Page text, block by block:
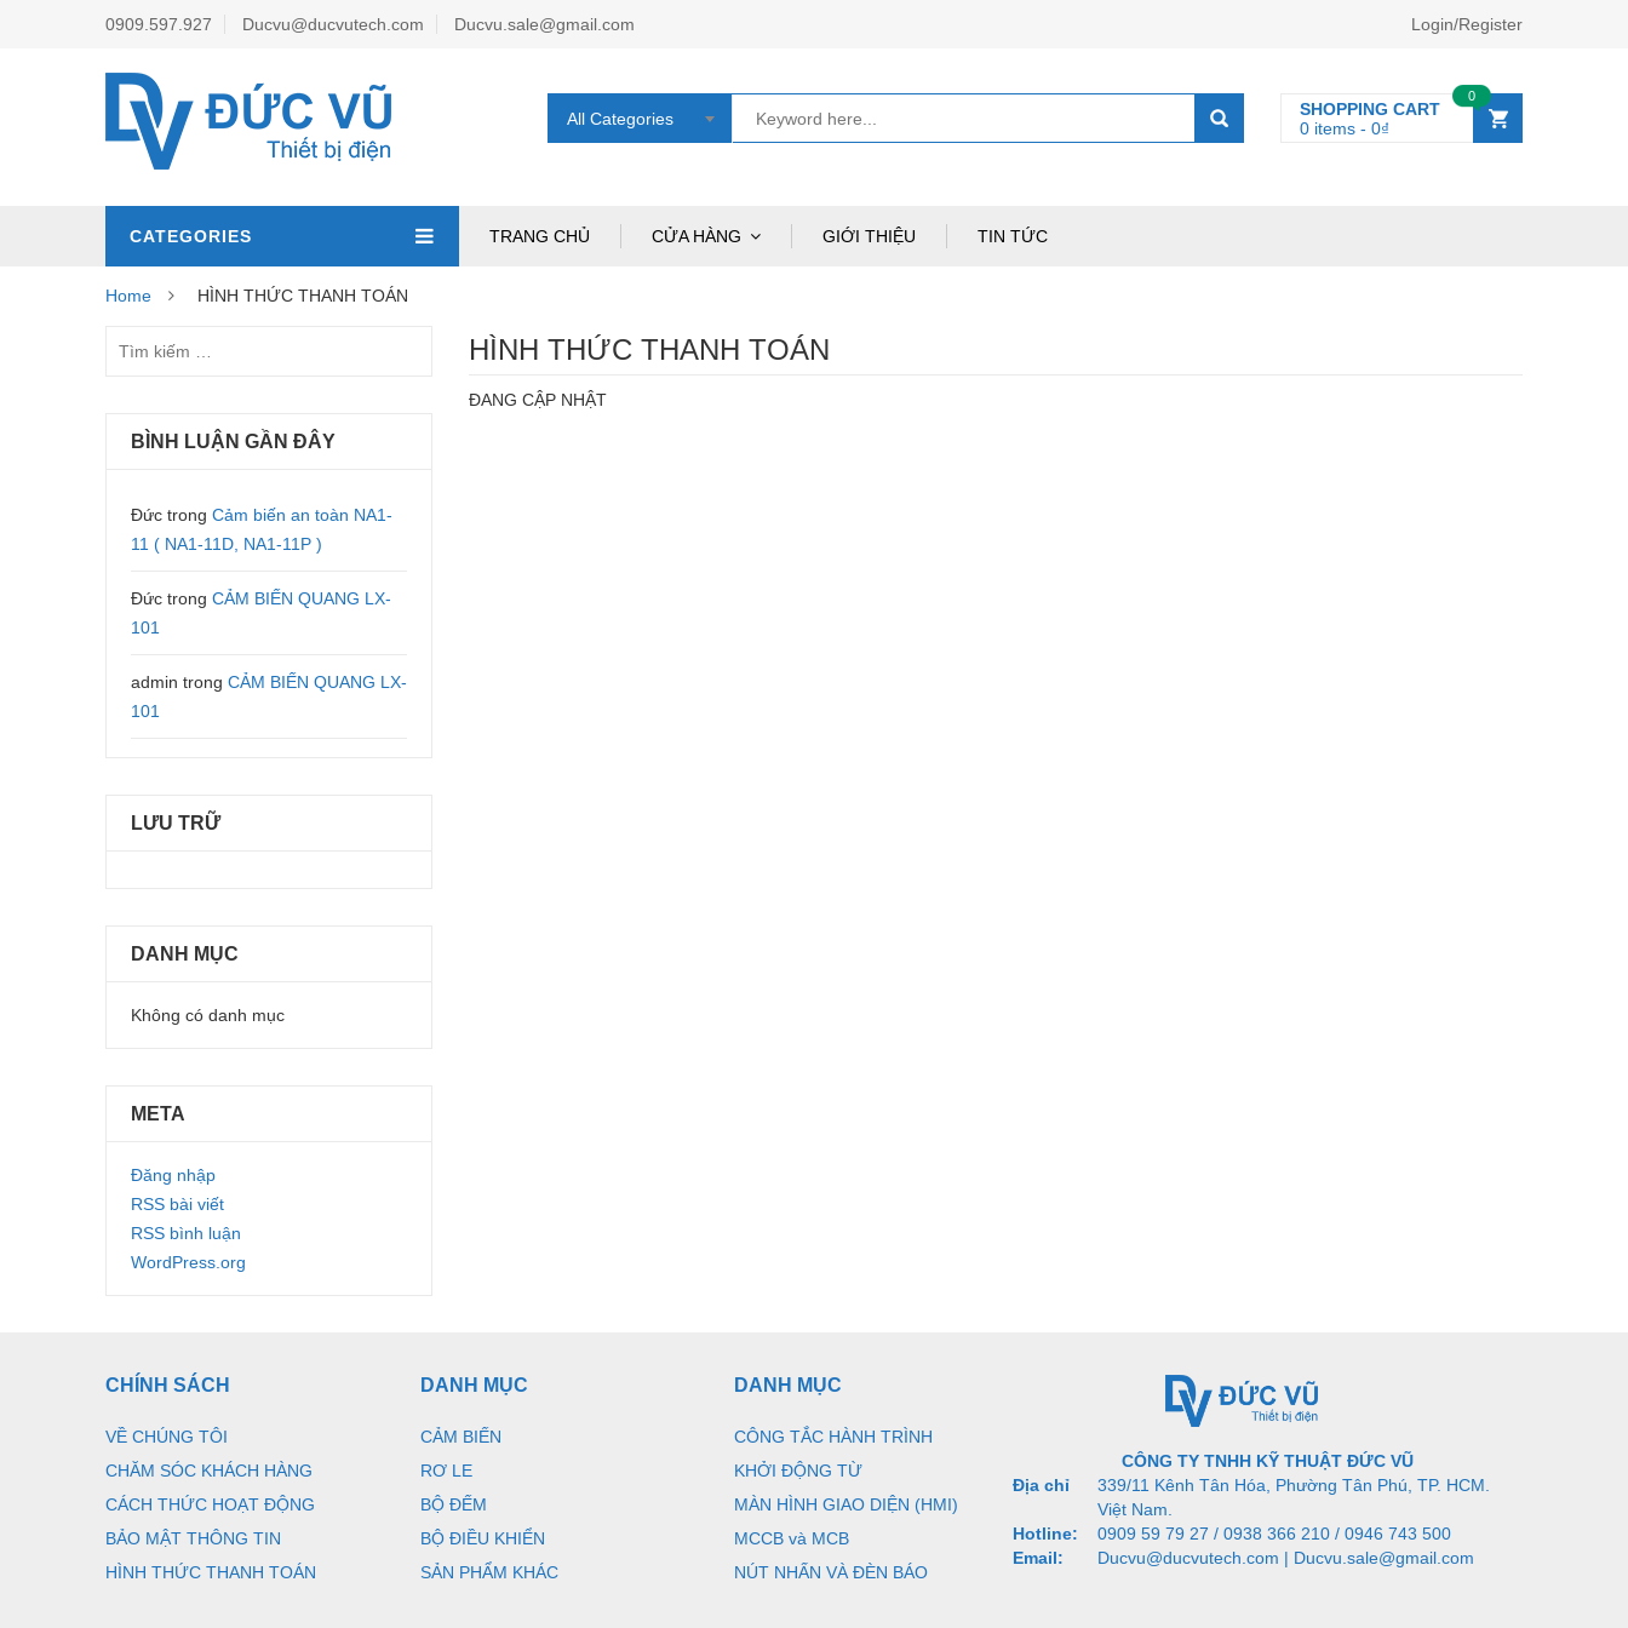
0909.597.927 Ducvu@ducvutech.com Ducvu.sale@gmail.com Login/Register
All Categories
SHOPPING CART
0 items - 0₫
0
CATEGORIES TRANG CHỦ CỬA HÀNG GIỚI THIỆU TIN TỨC
Home HÌNH THỨC THANH TOÁN
HÌNH THỨC THANH TOÁN
ĐANG CẬP NHẬT
BÌNH LUẬN GẦN ĐÂY
Đức trong Cảm biến an toàn NA1-
11 ( NA1-11D, NA1-11P )
Đức trong CẢM BIẾN QUANG LX-
101
admin trong CẢM BIẾN QUANG LX-
101
LƯU TRỮ
DANH MỤC
Không có danh mục
META
Đăng nhập
RSS bài viết
RSS bình luận
WordPress.org
CHÍNH SÁCH
VỀ CHÚNG TÔI
CHĂM SÓC KHÁCH HÀNG
CÁCH THỨC HOẠT ĐỘNG
BẢO MẬT THÔNG TIN
HÌNH THỨC THANH TOÁN
DANH MỤC
CẢM BIẾN
RƠ LE
BỘ ĐẾM
BỘ ĐIỀU KHIỂN
SẢN PHẨM KHÁC
DANH MỤC
CÔNG TẮC HÀNH TRÌNH
KHỞI ĐỘNG TỪ
MÀN HÌNH GIAO DIỆN (HMI)
MCCB và MCB
NÚT NHẤN VÀ ĐÈN BÁO
CÔNG TY TNHH KỸ THUẬT ĐỨC VŨ
Địa chỉ
339/11 Kênh Tân Hóa, Phường Tân Phú, TP. HCM.
Việt Nam.
Hotline:
0909 59 79 27 / 0938 366 210 / 0946 743 500
Email:
Ducvu@ducvutech.com | Ducvu.sale@gmail.com